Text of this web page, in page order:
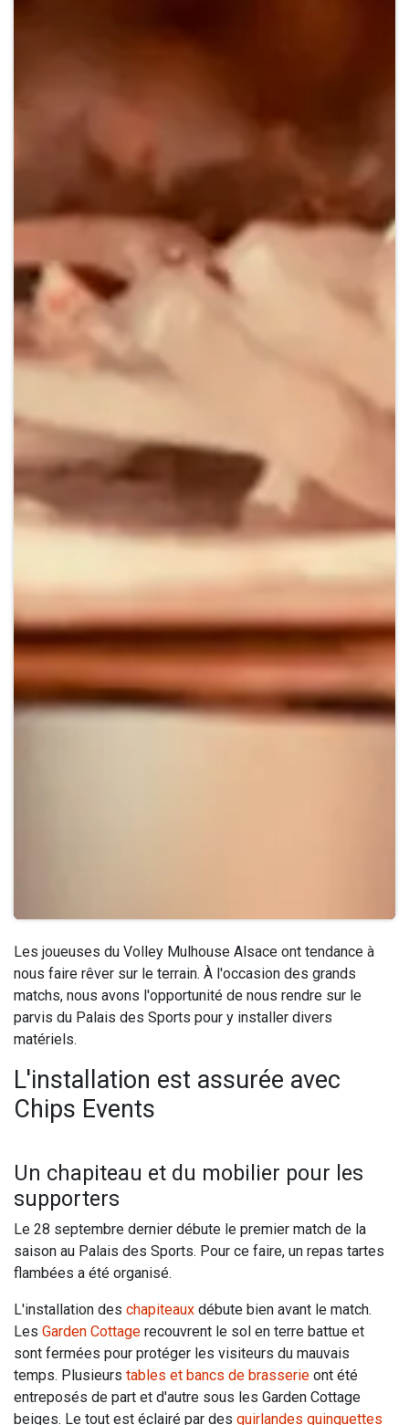
Les joueuses du Volley Mulhouse Alsace ont tendance à
nous faire rêver sur le terrain. À l'occasion des grands
matchs, nous avons l'opportunité de nous rendre sur le
parvis du Palais des Sports pour y installer divers
matériels.
L'installation est assurée avec
Chips Events
Un chapiteau et du mobilier pour les
supporters
Le 28 septembre dernier débute le premier match de la
saison au Palais des Sports. Pour ce faire, un repas tartes
flambées a été organisé.
L'installation des chapiteaux débute bien avant le match.
Les Garden Cottage recouvrent le sol en terre battue et
sont fermées pour protéger les visiteurs du mauvais
temps. Plusieurs tables et bancs de brasserie ont été
entreposés de part et d'autre sous les Garden Cottage
beiges. Le tout est éclairé par des guirlandes guinguettes